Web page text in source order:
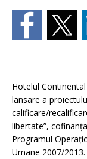
Hotelul
lansare a
calificare/
libertate”,
Programul
Umane 2007/